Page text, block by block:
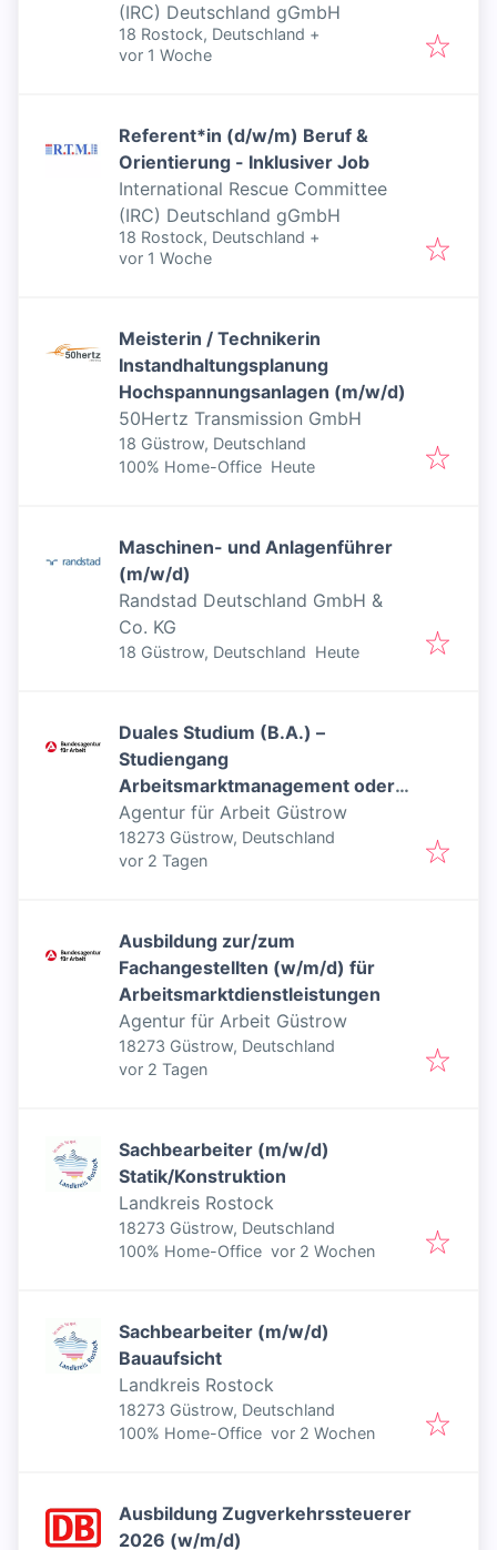
(IRC) Deutschland gGmbH
18 Rostock, Deutschland +
Veröffentlicht
vor 1 Woche
Referent*in (d/w/m) Beruf &
Orientierung - Inklusiver Job
International Rescue Committee
(IRC) Deutschland gGmbH
18 Rostock, Deutschland +
Veröffentlicht
vor 1 Woche
Meisterin / Technikerin
Instandhaltungsplanung
Hochspannungsanlagen (m/w/d)
50Hertz Transmission GmbH
18 Güstrow, Deutschland
100% Home-Office Veröffentlicht
Heute
Maschinen- und Anlagenführer
(m/w/d)
Randstad Deutschland GmbH &
Co. KG
18 Güstrow, Deutschland Veröffentlicht
Heute
Duales Studium (B.A.) –
Studiengang
Arbeitsmarktmanagement oder
Beratung für Bildung, Beruf und
Beschäftigung
Agentur für Arbeit Güstrow
18273 Güstrow, Deutschland
Veröffentlicht
vor 2 Tagen
Ausbildung zur/zum
Fachangestellten (w/m/d) für
Arbeitsmarktdienstleistungen
Agentur für Arbeit Güstrow
18273 Güstrow, Deutschland
Veröffentlicht
vor 2 Tagen
Sachbearbeiter (m/w/d)
Statik/Konstruktion
Landkreis Rostock
18273 Güstrow, Deutschland
100% Home-Office Veröffentlicht:
vor 2 Wochen
Sachbearbeiter (m/w/d)
Bauaufsicht
Landkreis Rostock
18273 Güstrow, Deutschland
100% Home-Office Veröffentlicht:
vor 2 Wochen
Ausbildung Zugverkehrssteuerer
2026 (w/m/d)